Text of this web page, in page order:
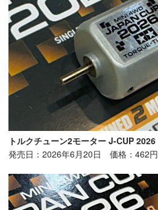
トルクチューン2モーター J-CUP 2026
発売日：2026年6月20日 価格：462円